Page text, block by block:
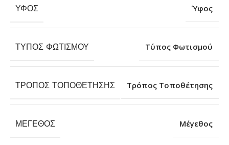
ΎΦΟΣ Ύφος
ΤΎΠΟΣ ΦΩΤΙΣΜΟΎ Τύπος Φωτισμού
ΤΡΌΠΟΣ ΤΟΠΟΘΈΤΗΣΗΣ Τρόπος Τοποθέτησης
ΜΈΓΕΘΟΣ Μέγεθος